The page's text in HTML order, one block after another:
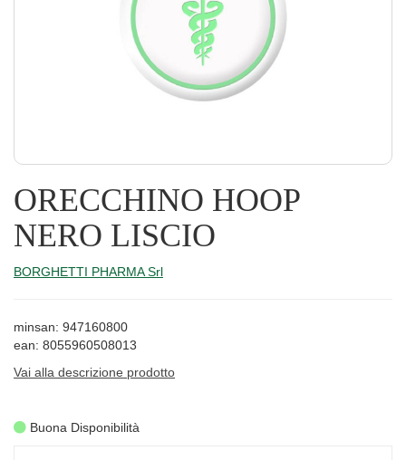
ORECCHINO HOOP
NERO LISCIO
BORGHETTI PHARMA Srl
minsan: 947160800
ean: 8055960508013
Vai alla descrizione prodotto
Buona Disponibilità